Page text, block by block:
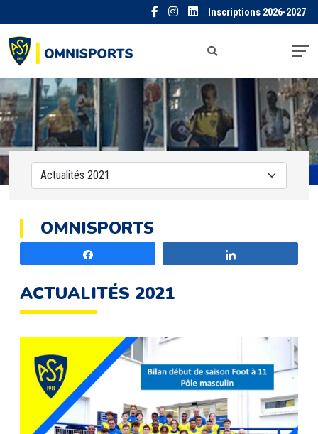
Inscriptions 2026-2027
OMNISPORTS
ACTUALITÉS 2021